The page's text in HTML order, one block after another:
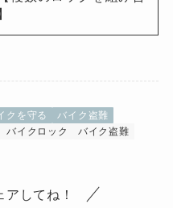
クを守る
バイク盗難
バイクロック
バイク盗難
してね！